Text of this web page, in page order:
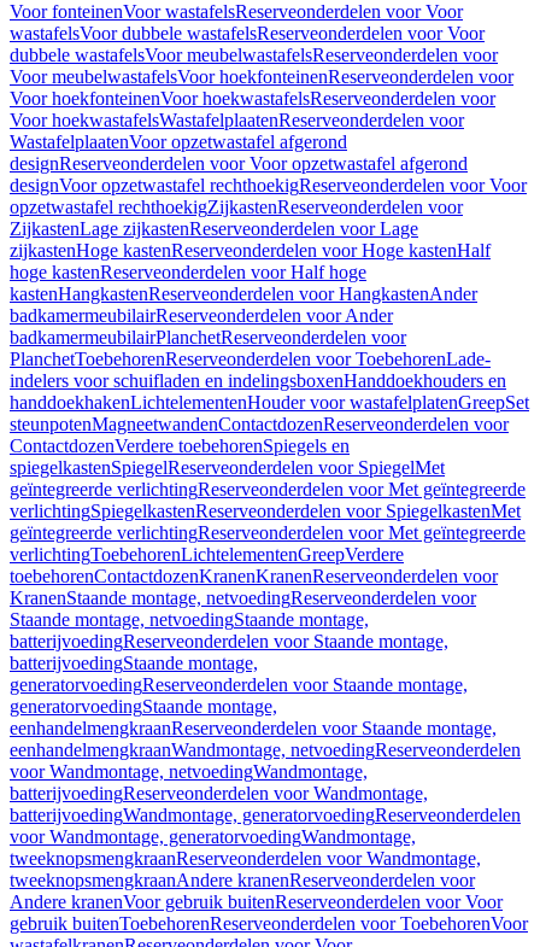
Voor fonteinenVoor wastafelsReserveonderdelen voor Voor
wastafelsVoor dubbele wastafelsReserveonderdelen voor Voor
dubbele wastafelsVoor meubelwastafelsReserveonderdelen voor
Voor meubelwastafelsVoor hoekfonteinenReserveonderdelen voor
Voor hoekfonteinenVoor hoekwastafelsReserveonderdelen voor
Voor hoekwastafelsWastafelplaatenReserveonderdelen voor
WastafelplaatenVoor opzetwastafel afgerond
designReserveonderdelen voor Voor opzetwastafel afgerond
designVoor opzetwastafel rechthoekigReserveonderdelen voor Voor
opzetwastafel rechthoekigZijkastenReserveonderdelen voor
ZijkastenLage zijkastenReserveonderdelen voor Lage
zijkastenHoge kastenReserveonderdelen voor Hoge kastenHalf
hoge kastenReserveonderdelen voor Half hoge
kastenHangkastenReserveonderdelen voor HangkastenAnder
badkamermeubilairReserveonderdelen voor Ander
badkamermeubilairPlanchetReserveonderdelen voor
PlanchetToebehorenReserveonderdelen voor ToebehorenLade-
indelers voor schuifladen en indelingsboxenHanddoekhouders en
handdoekhakenLichtelementenHouder voor wastafelplatenGreepSet
steunpotenMagneetwandenContactdozenReserveonderdelen voor
ContactdozenVerdere toebehorenSpiegels en
spiegelkastenSpiegelReserveonderdelen voor SpiegelMet
geïntegreerde verlichtingReserveonderdelen voor Met geïntegreerde
verlichtingSpiegelkastenReserveonderdelen voor SpiegelkastenMet
geïntegreerde verlichtingReserveonderdelen voor Met geïntegreerde
verlichtingToebehorenLichtelementenGreepVerdere
toebehorenContactdozenKranenKranenReserveonderdelen voor
KranenStaande montage, netvoedingReserveonderdelen voor
Staande montage, netvoedingStaande montage,
batterijvoedingReserveonderdelen voor Staande montage,
batterijvoedingStaande montage,
generatorvoedingReserveonderdelen voor Staande montage,
generatorvoedingStaande montage,
eenhandelmengkraanReserveonderdelen voor Staande montage,
eenhandelmengkraanWandmontage, netvoedingReserveonderdelen
voor Wandmontage, netvoedingWandmontage,
batterijvoedingReserveonderdelen voor Wandmontage,
batterijvoedingWandmontage, generatorvoedingReserveonderdelen
voor Wandmontage, generatorvoedingWandmontage,
tweeknopsmengkraanReserveonderdelen voor Wandmontage,
tweeknopsmengkraanAndere kranenReserveonderdelen voor
Andere kranenVoor gebruik buitenReserveonderdelen voor Voor
gebruik buitenToebehorenReserveonderdelen voor ToebehorenVoor